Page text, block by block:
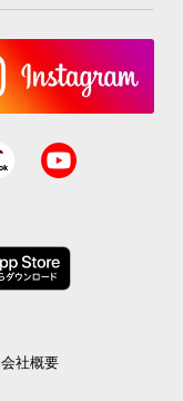
会社概要